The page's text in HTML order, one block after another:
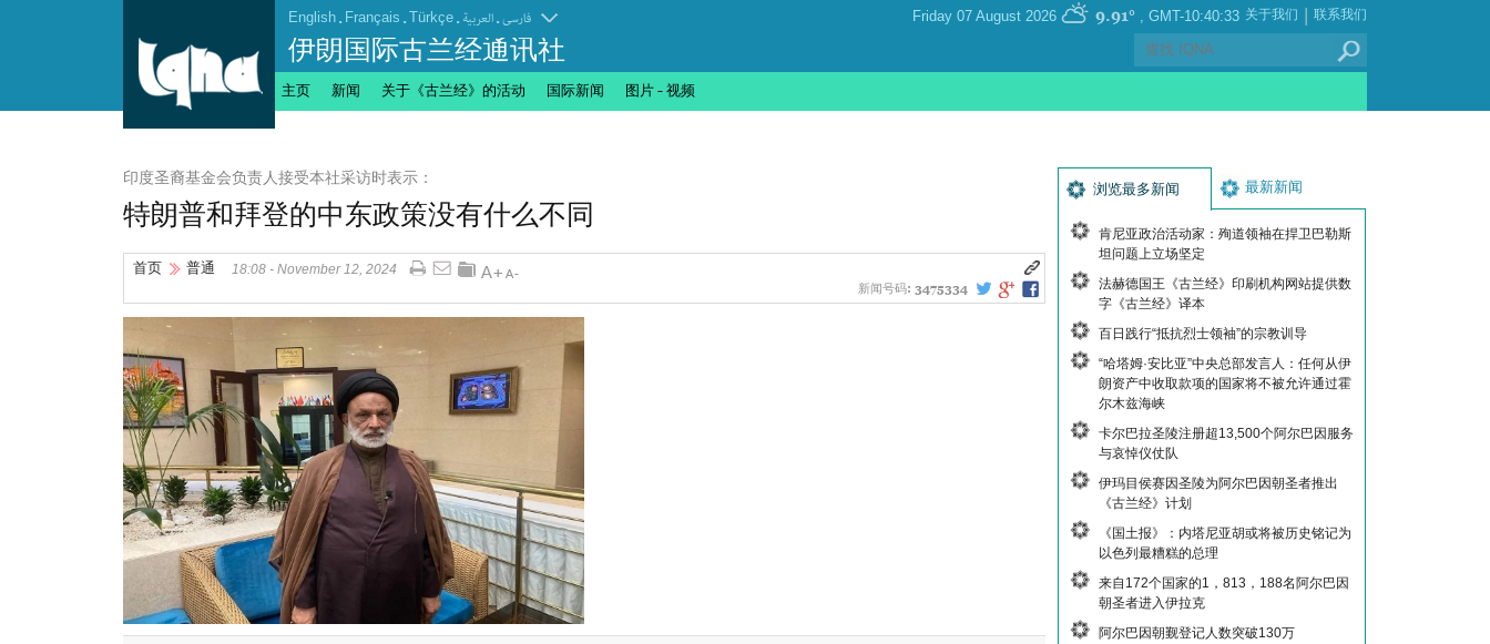
English . Français . Türkçe . العربیة.فارسی
伊朗国际古兰经通讯社
GMT-10:40:33
, Friday 07 August 2026
9.91° 联系我们
|
关于我们
主页 新闻 关于《古兰经》的活动 国际新闻 图片 - 视频
印度圣裔基金会负责人接受本社采访时表示：
特朗普和拜登的中东政策没有什么不同
首页 普通
18:08 - November 12, 2024
新闻号码: 3475334
浏览最多新闻 最新新闻
肯尼亚政治活动家：殉道领袖在捍卫巴勒斯
坦问题上立场坚定
法赫德国王《古兰经》印刷机构网站提供数
字《古兰经》译本
百日践行“抵抗烈士领袖”的宗教训导
“哈塔姆·安比亚”中央总部发言人：任何从伊
朗资产中收取款项的国家将不被允许通过霍
尔木兹海峡
卡尔巴拉圣陵注册超13,500个阿尔巴因服务
与哀悼仪仗队
伊玛目侯赛因圣陵为阿尔巴因朝圣者推出
《古兰经》计划
《国土报》：内塔尼亚胡或将被历史铭记为
以色列最糟糕的总理
来自172个国家的1，813，188名阿尔巴因
朝圣者进入伊拉克
阿尔巴因朝觐登记人数突破130万